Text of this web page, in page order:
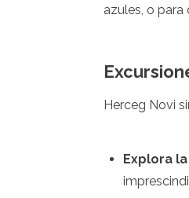
Esuatini
Ghana
Lesoto
Mauritania
Marruecos
azules, o para
Herceg Novi
Explora la